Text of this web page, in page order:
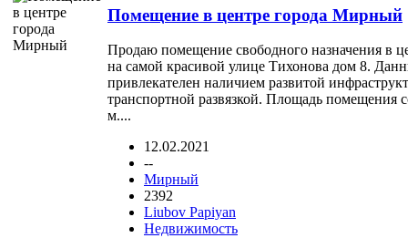
Помещение в центре города Мирный
Продаю помещение свободного назначения в
на самой красивой улице Тихонова дом 8.
привлекателен наличием развитой
транспортной развязкой. Площадь помещения
м....
12.02.2021
--
Мирный
2392
Liubov Papiyan
Недвижимость